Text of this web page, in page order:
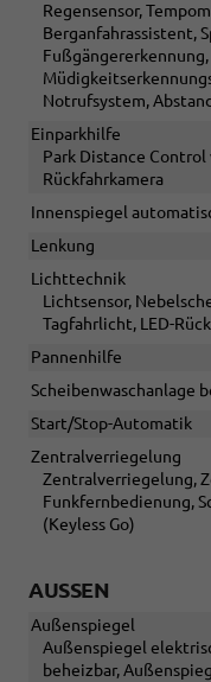
Regensensor,
Berganfahrassistent,
Notrufsystem,
Einparkhilfe
Park Distance
Rückfahrkamera
Innenspiegel
Lenkung
Lichttechnik
Lichtsensor,
Tagfahrlicht, LED-
Pannenhilfe
Scheibenwaschanlage
Start/Stop-Automatik
Zentralverriegelung
Zentralverriegelung,
Funkfernbedienung,
(Keyless Go)
AUSSEN
Außenspiegel
Außenspiegel
beheizbar,